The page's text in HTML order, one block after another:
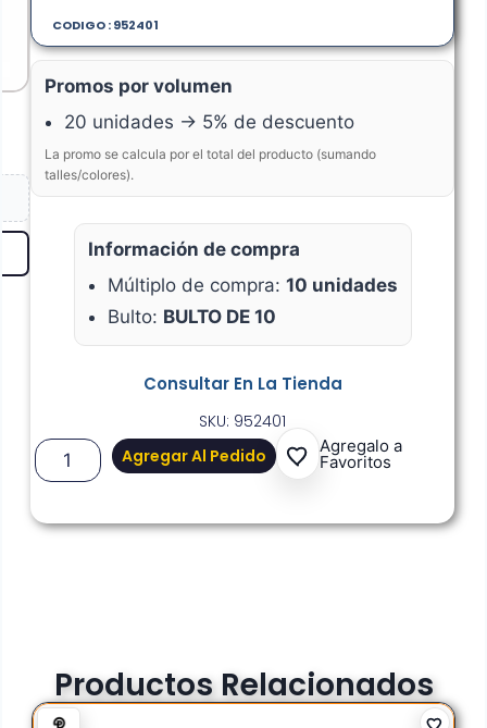
Consultar En La Tienda
CODIGO : 952401
SKU: 952401
Agregar Al Pedido
Agregalo a
Favoritos
Promos por volumen
20 unidades → 5% de descuento
La promo se calcula por el total del producto (sumando
talles/colores).
Información de compra
Múltiplo de compra: 10 unidades
Bulto: BULTO DE 10
Productos Relacionados